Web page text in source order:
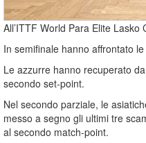
All’ITTF World Para Elite
In semifinale hanno affrontato
Le azzurre hanno recuperato
secondo set-point.
Nel secondo parziale, le
messo a segno gli ultimi tre
al secondo match-point.